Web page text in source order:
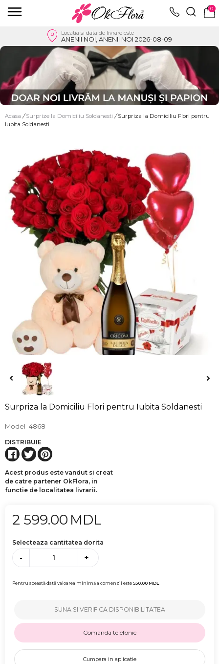
0
Locatia si data de livrare este
ANENII NOI, ANENII NOI 2026-08-09
Acasa / Surprize la Domiciliu Soldanesti / Surpriza la Domiciliu Flori pentru
Iubita Soldanesti
Surpriza la Domiciliu Flori pentru Iubita Soldanesti
Model 4868
DISTRIBUIE
Acest produs este vandut si creat
de catre partener OkFlora, in
functie de localitatea livrarii.
2 599.00 MDL
Selecteaza cantitatea dorita
- +
Pentru această dată valoarea minimă a comenzii este550.00MDL
SUNA SI VERIFICA DISPONIBILITATEA
Comanda telefonic
Cumpara in aplicatie